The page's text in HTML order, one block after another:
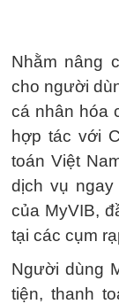
Nhằm nâng
cho người
cá nhân hóa
hợp tác với
toán Việt
dịch vụ ngay
của MyVIB,
tại các cụm
Người dùng
tiện, thanh